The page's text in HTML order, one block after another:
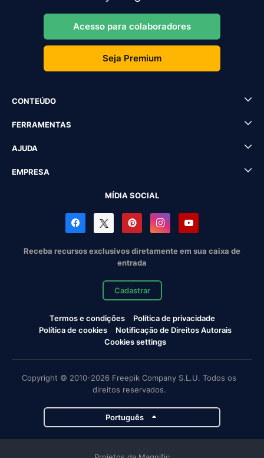
Acesso para colaboradores
Seja Premium
CONTEÚDO
FERRAMENTAS
AJUDA
EMPRESA
MÍDIA SOCIAL
Receba recursos exclusivos diretamente em sua caixa de
entrada
Cadastrar
Termos e condições
Política de privacidade
Política de cookies
Notificação de Direitos Autorais
Cookies settings
Copyright © 2010-2026 Freepik Company S.L.U. Todos os
direitos reservados.
Português